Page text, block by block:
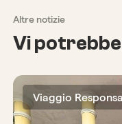
Altre notizie
Vi
Viaggio